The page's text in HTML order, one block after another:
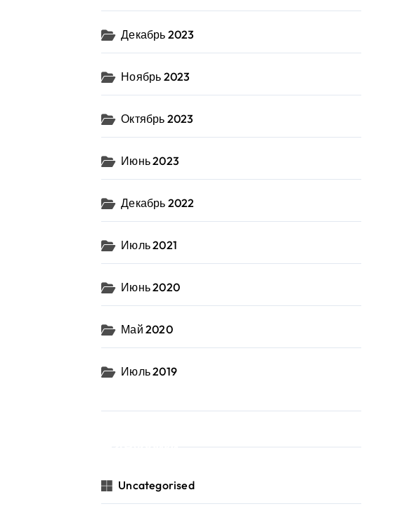
Декабрь 2023
Ноябрь 2023
Октябрь 2023
Июнь 2023
Декабрь 2022
Июль 2021
Июнь 2020
Май 2020
Июль 2019
Uncategorised